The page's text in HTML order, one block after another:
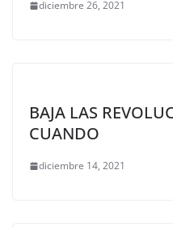
diciembre 26, 2021
BAJA LAS
CUANDO
diciembre 14, 2021